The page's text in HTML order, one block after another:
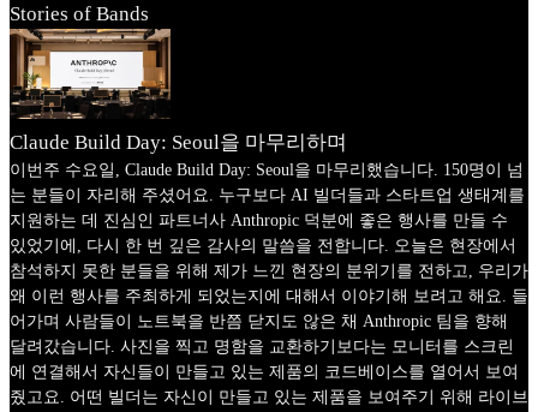
Stories of Bands
Claude Build Day: Seoul을 마무리하며
이번주 수요일, Claude Build Day: Seoul을 마무리했습니다. 150명이 넘
는 분들이 자리해 주셨어요. 누구보다 AI 빌더들과 스타트업 생태계를
지원하는 데 진심인 파트너사 Anthropic 덕분에 좋은 행사를 만들 수
있었기에, 다시 한 번 깊은 감사의 말씀을 전합니다. 오늘은 현장에서
참석하지 못한 분들을 위해 제가 느낀 현장의 분위기를 전하고, 우리가
왜 이런 행사를 주최하게 되었는지에 대해서 이야기해 보려고 해요. 들
어가며 사람들이 노트북을 반쯤 닫지도 않은 채 Anthropic 팀을 향해
달려갔습니다. 사진을 찍고 명함을 교환하기보다는 모니터를 스크린
에 연결해서 자신들이 만들고 있는 제품의 코드베이스를 열어서 보여
줬고요. 어떤 빌더는 자신이 만들고 있는 제품을 보여주기 위해 라이브